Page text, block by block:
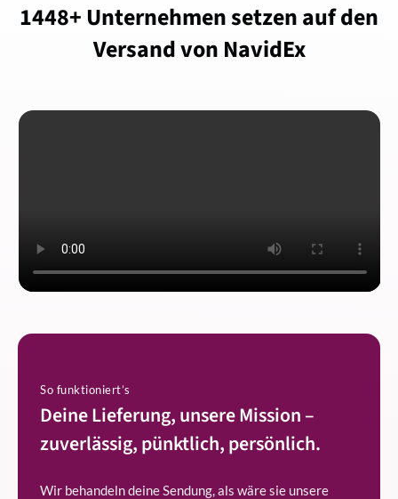
1448+ Unternehmen setzen auf den
Versand von NavidEx
So funktioniert’s
Deine Lieferung, unsere Mission –
zuverlässig, pünktlich, persönlich.
Wir behandeln deine Sendung, als wäre sie unsere